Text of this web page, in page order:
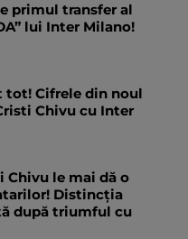
primul transfer al
lui Inter Milano!
tot! Cifrele din noul
Chivu cu Inter
Chivu le mai dă o
Distincția
după triumful cu